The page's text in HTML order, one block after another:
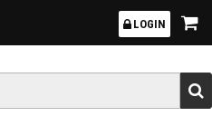
STORMY LOGIN